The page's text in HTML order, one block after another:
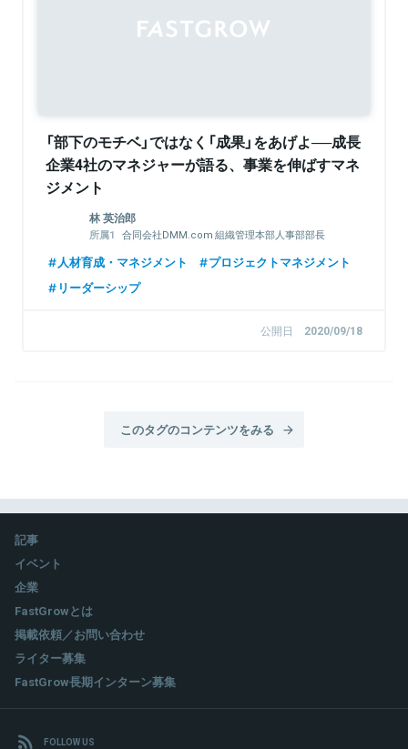
「部下のモチベ」ではなく「成果」をあげよ──成長
企業4社のマネジャーが語る、事業を伸ばすマネ
ジメント
林 英治郎
合同会社DMM.com 組織管理本部人事部部長
人材育成・マネジメント
プロジェクトマネジメント
リーダーシップ
公開日 2020/09/18
このタグのコンテンツをみる
記事
イベント
企業
FastGrowとは
掲載依頼／お問い合わせ
ライター募集
FastGrow長期インターン募集
FOLLOW US